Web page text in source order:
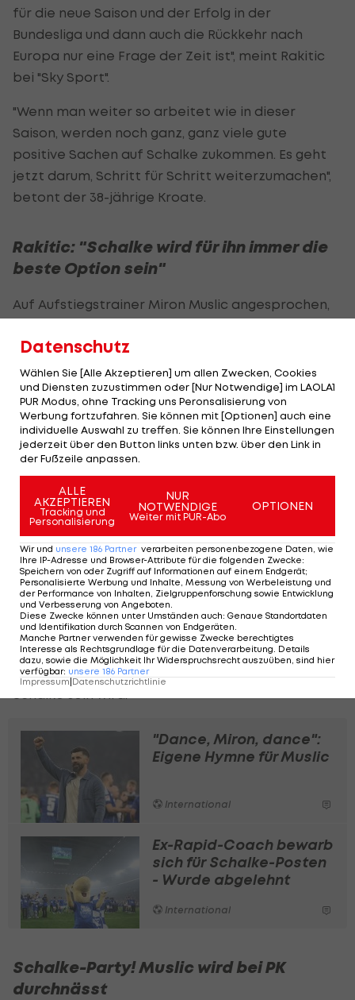
für die neue Saison und der Erfolg in der
Bundesliga und dann auch die Rückkehr nach
Europa nur eine Frage der Zeit ist", meint Rakitic
bei "Sky Sport".
"Wenn man weiter so arbeitet wie in dieser
Saison, werden noch ganz, ganz viele gute
positive Sachen auf Schalke zukommen. Es geht
jetzt darum, Schritt für Schritt weiterzumachen",
betont der 38-jährige Kroate.
Rakitic: "Schalke wird für ihn immer die
beste Option sein"
Auf Aufstiegstrainer Miron Muslic angesprochen,
"Glückwunsch an Miron zum Aufstieg. Ich bin ein
riesengroßer Fan von ihm. Die Art und Weise, wie
er das gemacht hat, wie er das lebt, wie er seine
Jungs hinter sich hat - da kann ich nur sagen:
Chapeau. Das ist unfassbar wichtig. Das zeigt,
dass da richtig gearbeitet wird."
Er selbst hofft, dass der Austro-Bosnier dem Klub
noch lange erhalten bleibt. "Natürlich hat Miron
auch das Zeug dazu, noch einen größeren Klub zu
trainieren. Ich vertraue aber darauf, dass er weiß,
dass wir ihn auf Schalke brauchen. Der
gemeinsame Weg soll erst einmal weitergehen",
betont Rakitic.
Er traue ihm zwar "eine Riesen-Karriere" zu, meint
aber, "dass für ihn die beste Option immer
"Dance, Miron, dance":
Eigene Hymne für Muslic
International
Ex-Rapid-Coach bewarb
sich für Schalke-Posten
- Wurde abgelehnt
International
Schalke-Party! Muslic wird bei PK
durchnässt
Datenschutz
Wählen Sie [Alle Akzeptieren] um allen Zwecken, Cookies
und Diensten zuzustimmen oder [Nur Notwendige] im LAOLA1
PUR Modus, ohne Tracking uns Peronsalisierung von
Werbung fortzufahren. Sie können mit [Optionen] auch eine
individuelle Auswahl zu treffen. Sie können Ihre Einstellungen
jederzeit über den Button links unten bzw. über den Link in
der Fußzeile anpassen.
ALLE
AKZEPTIEREN
Tracking und
Personalisierung
NUR
NOTWENDIGE
Weiter mit PUR-Abo
OPTIONEN
Wir und unsere 186 Partner verarbeiten personenbezogene Daten, wie
Ihre IP-Adresse und Browser-Attribute für die folgenden Zwecke:
Speichern von oder Zugriff auf Informationen auf einem Endgerät;
Personalisierte Werbung und Inhalte, Messung von Werbeleistung und
der Performance von Inhalten, Zielgruppenforschung sowie Entwicklung
und Verbesserung von Angeboten.
Diese Zwecke können unter Umständen auch: Genaue Standortdaten
und Identifikation durch Scannen von Endgeräten.
Manche Partner verwenden für gewisse Zwecke berechtigtes
Interesse als Rechtsgrundlage für die Datenverarbeitung. Details
dazu, sowie die Möglichkeit Ihr Widerspruchsrecht auszuüben, sind hier
verfügbar: unsere 186 Partner
Impressum Datenschutzrichtlinie